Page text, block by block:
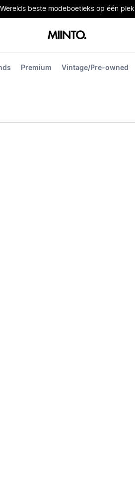
Werelds beste modeboetieks op één plek
Premium Vintage/Pre-owned